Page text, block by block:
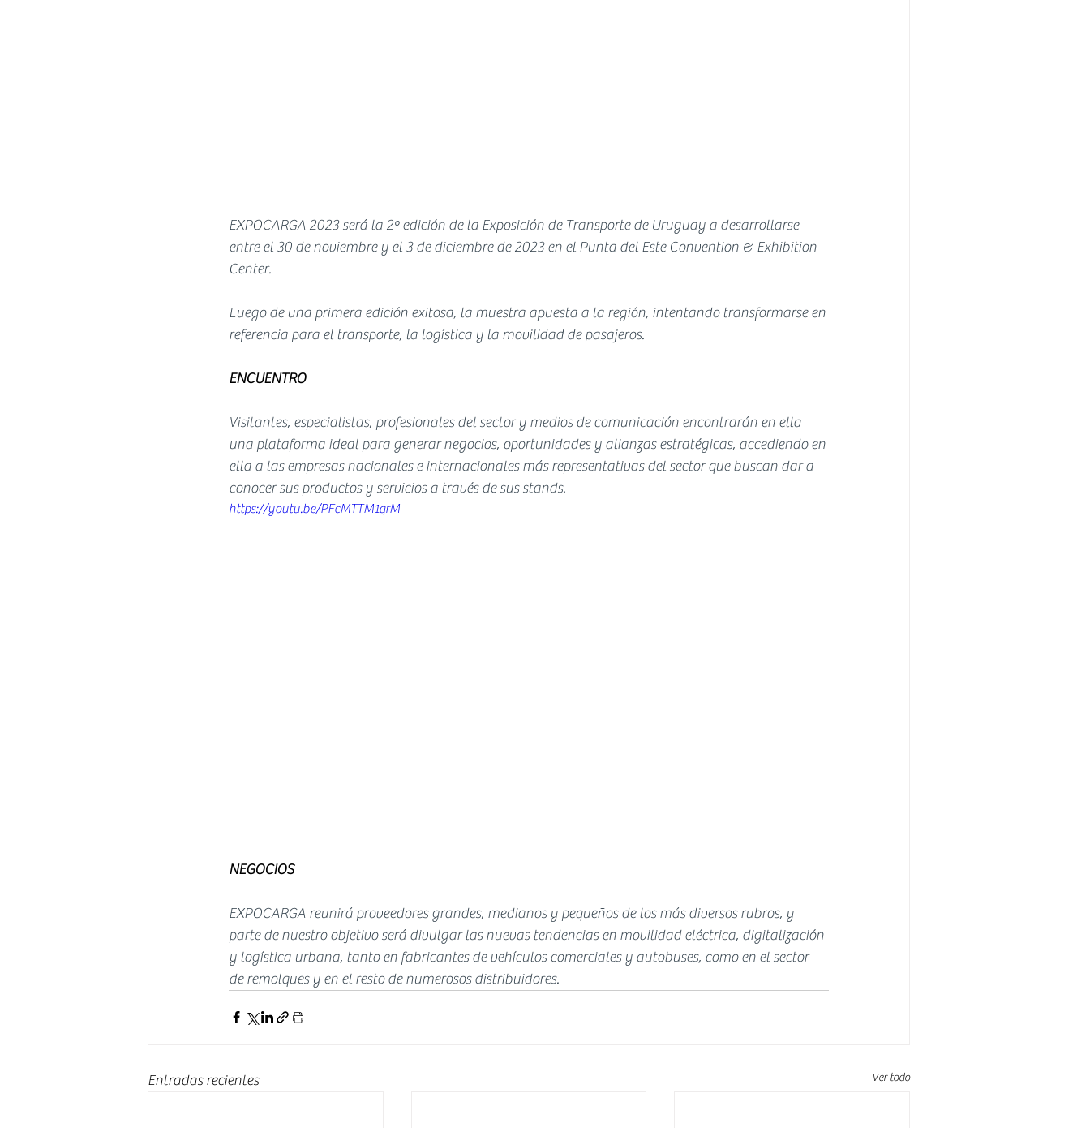
EXPOCARGA 2023 será la 2º edición de la Exposición de Transporte de Uruguay a desarrollarse
entre el 30 de noviembre y el 3 de diciembre de 2023 en el Punta del Este Convention & Exhibition
Center.
Luego de una primera edición exitosa, la muestra apuesta a la región, intentando transformarse en
referencia para el transporte, la logística y la movilidad de pasajeros.
ENCUENTRO
Visitantes, especialistas, profesionales del sector y medios de comunicación encontrarán en ella
una plataforma ideal para generar negocios, oportunidades y alianzas estratégicas, accediendo en
ella a las empresas nacionales e internacionales más representativas del sector que buscan dar a
conocer sus productos y servicios a través de sus stands.
https://youtu.be/PFcMTTM1qrM
NEGOCIOS
EXPOCARGA reunirá proveedores grandes, medianos y pequeños de los más diversos rubros, y
parte de nuestro objetivo será divulgar las nuevas tendencias en movilidad eléctrica, digitalización
y logística urbana, tanto en fabricantes de vehículos comerciales y autobuses, como en el sector
de remolques y en el resto de numerosos distribuidores.
Entradas recientes Ver todo